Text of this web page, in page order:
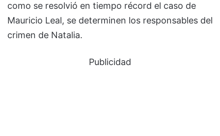
como se resolvió en tiempo récord el caso de
Mauricio Leal, se determinen los responsables del
crimen de Natalia.
Publicidad